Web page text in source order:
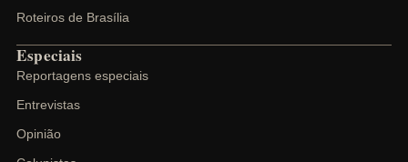
Roteiros de Brasília
Especiais
Reportagens especiais
Entrevistas
Opinião